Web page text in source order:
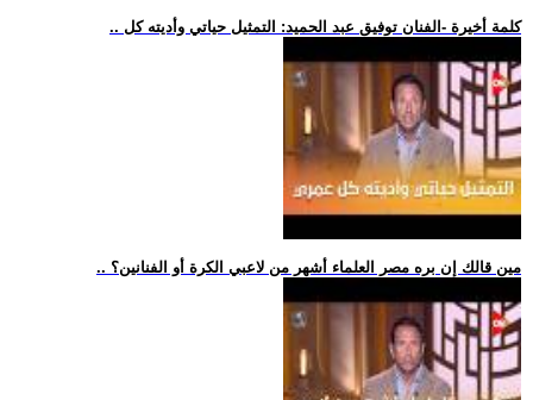
.. كلمة أخيرة -الفنان توفيق عبد الحميد: التمثيل حياتي وأديته كل
.. مين قالك إن بره مصر العلماء أشهر من لاعبي الكرة أو الفنانين؟